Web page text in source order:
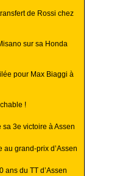
de Rossi chez
sur sa Honda
pour Max Biaggi à
!
3e victoire à Assen
au grand-prix d’Assen
ans du TT d’Assen